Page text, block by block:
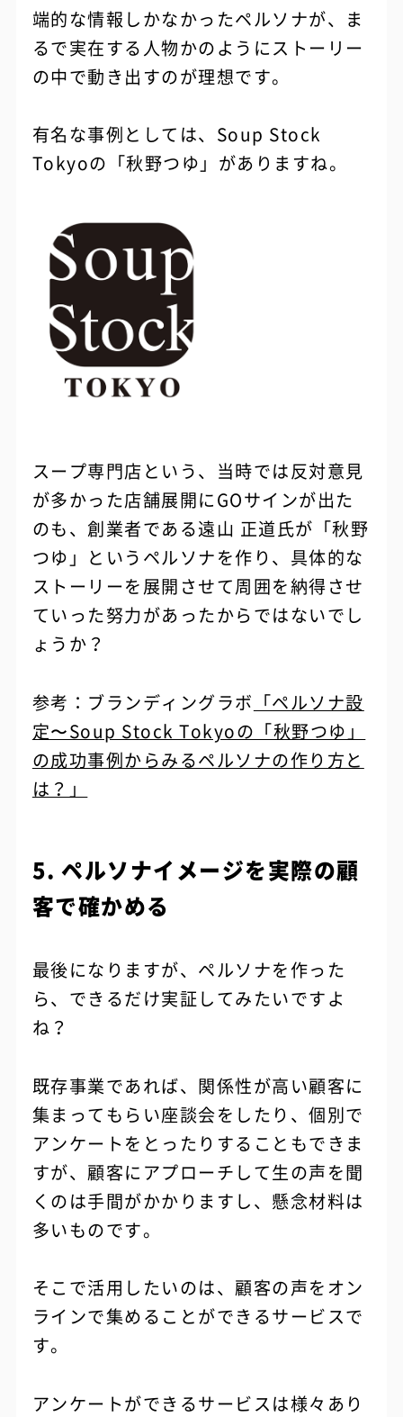
端的な情報しかなかったペルソナが、ま
るで実在する人物かのようにストーリー
の中で動き出すのが理想です。
有名な事例としては、Soup Stock
Tokyoの「秋野つゆ」がありますね。
スープ専門店という、当時では反対意見
が多かった店舗展開にGOサインが出た
のも、創業者である遠山 正道氏が「秋野
つゆ」というペルソナを作り、具体的な
ストーリーを展開させて周囲を納得させ
ていった努力があったからではないでし
ょうか？
参考：ブランディングラボ 「ペルソナ設
定〜Soup Stock Tokyoの「秋野つゆ」
の成功事例からみるペルソナの作り方と
は？」
5. ペルソナイメージを実際の顧
客で確かめる
最後になりますが、ペルソナを作った
ら、できるだけ実証してみたいですよ
ね？
既存事業であれば、関係性が高い顧客に
集まってもらい座談会をしたり、個別で
アンケートをとったりすることもできま
すが、顧客にアプローチして生の声を聞
くのは手間がかかりますし、懸念材料は
多いものです。
そこで活用したいのは、顧客の声をオン
ラインで集めることができるサービスで
す。
アンケートができるサービスは様々あり